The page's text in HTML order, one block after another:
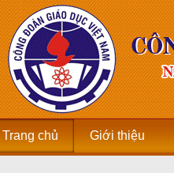
Trang chủ Giới thiệu